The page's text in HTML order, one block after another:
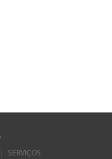
SERVIÇOS